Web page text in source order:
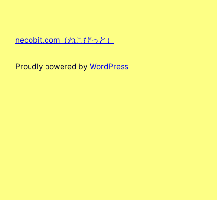
necobit.com（ねこびっと）
Proudly powered by WordPress